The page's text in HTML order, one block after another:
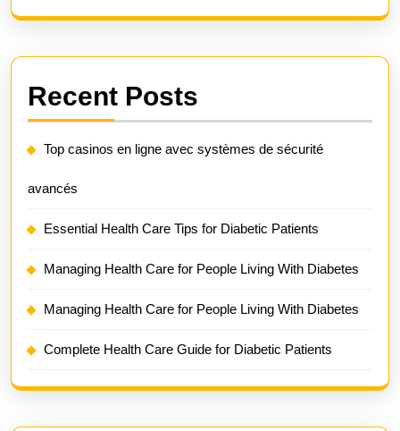
Recent Posts
Top casinos en ligne avec systèmes de sécurité
avancés
Essential Health Care Tips for Diabetic Patients
Managing Health Care for People Living With Diabetes
Managing Health Care for People Living With Diabetes
Complete Health Care Guide for Diabetic Patients